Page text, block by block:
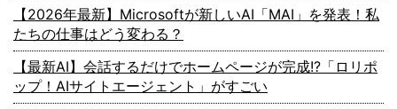
【2026年最新】Microsoftが新しいAI「MAI」を発表！私
たちの仕事はどう変わる？
【最新AI】会話するだけでホームページが完成!?「ロリポ
ップ！AIサイトエージェント」がすごい